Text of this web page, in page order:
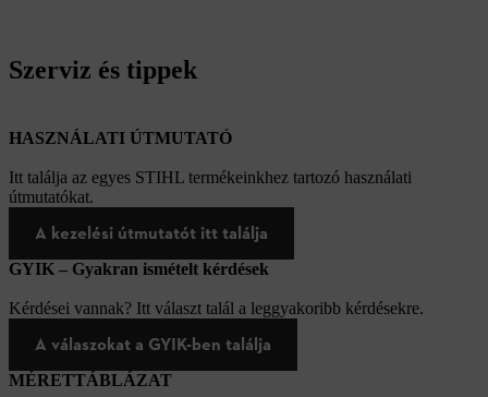
Szerviz és tippek
HASZNÁLATI ÚTMUTATÓ
Itt találja az egyes STIHL termékeinkhez tartozó használati
útmutatókat.
A kezelési útmutatót itt találja
GYIK – Gyakran ismételt kérdések
Kérdései vannak? Itt választ talál a leggyakoribb kérdésekre.
A válaszokat a GYIK-ben találja
MÉRETTÁBLÁZAT